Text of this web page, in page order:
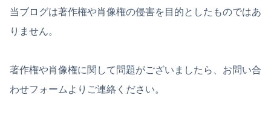
当ブログは著作権や肖像権の侵害を目的としたものではあ
りません。
著作権や肖像権に関して問題がございましたら、お問い合
わせフォームよりご連絡ください。